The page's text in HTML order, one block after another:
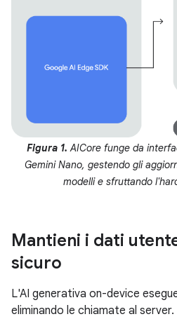
Figura 1. AICore funge da
Gemini Nano, gestendo gli
modelli e sfruttando
Mantieni i dati
sicuro
L'AI generativa on-device
eliminando le chiamate al